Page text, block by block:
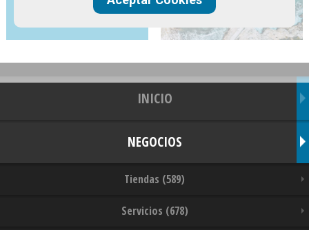
INICIO
NEGOCIOS
Tiendas (589)
Servicios (678)